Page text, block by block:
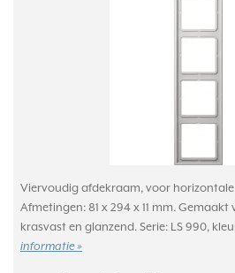
Viervoudig afdekraam, voor
Afmetingen: 81 x 294 x 11 mm.
krasvast en glanzend. Serie: LS 990,
informatie »